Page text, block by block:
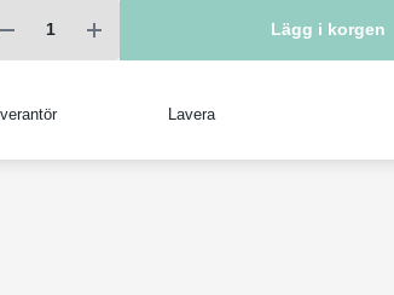
Lägg i korgen
Lavera